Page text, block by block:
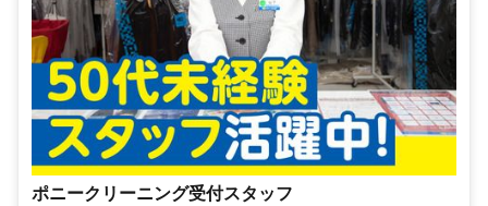
ポニークリーニング受付スタッフ